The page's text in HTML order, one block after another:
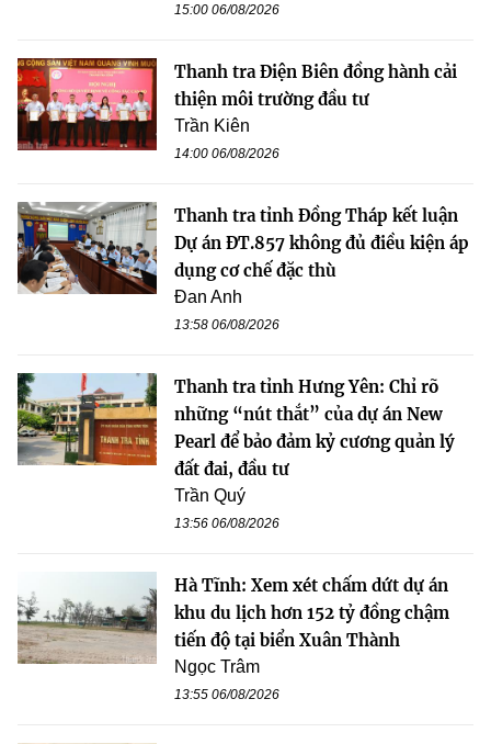
15:00 06/08/2026
Thanh tra Điện Biên đồng hành cải
thiện môi trường đầu tư
Trần Kiên
14:00 06/08/2026
Thanh tra tỉnh Đồng Tháp kết luận
Dự án ĐT.857 không đủ điều kiện áp
dụng cơ chế đặc thù
Đan Anh
13:58 06/08/2026
Thanh tra tỉnh Hưng Yên: Chỉ rõ
những “nút thắt” của dự án New
Pearl để bảo đảm kỷ cương quản lý
đất đai, đầu tư
Trần Quý
13:56 06/08/2026
Hà Tĩnh: Xem xét chấm dứt dự án
khu du lịch hơn 152 tỷ đồng chậm
tiến độ tại biển Xuân Thành
Ngọc Trâm
13:55 06/08/2026